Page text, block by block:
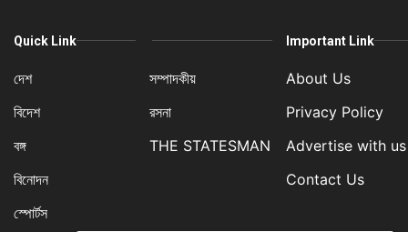
Quick Link
দেশ
বিদেশ
বঙ্গ
বিনোদন
স্পোর্টস
সম্পাদকীয়
রসনা
THE STATESMAN
Important Link
About Us
Privacy Policy
Advertise with us
Contact Us